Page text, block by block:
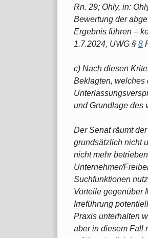
Rn. 29; Ohly, in:
Bewertung der
Ergebnis führen –
1.7.2024, UWG § 8
c) Nach diesen
Beklagten, welches
und Grundlage des
Der Senat räumt
grundsätzlich nicht
nicht mehr
Unternehmer/
Suchfunktionen
Vorteile gegenüber
Irreführung
Praxis unterhalten
aber in diesem Fall